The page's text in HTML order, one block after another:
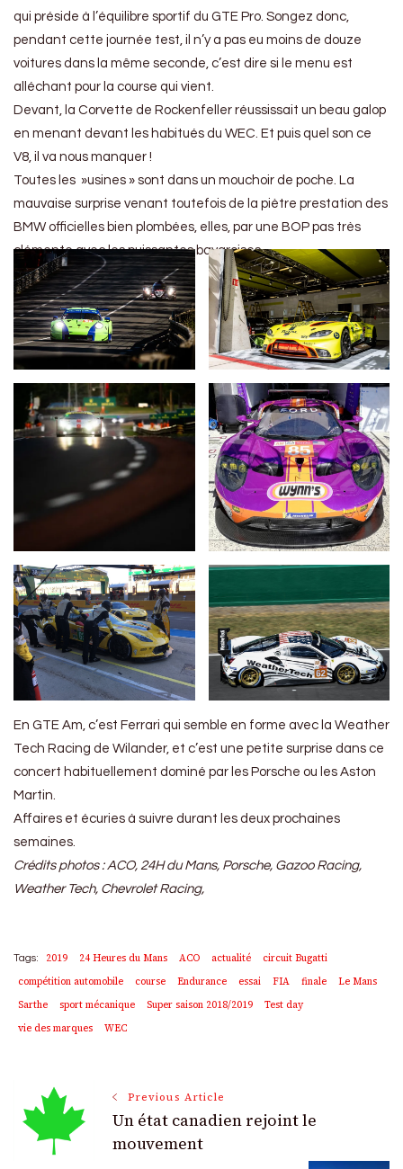
qui préside à l’équilibre sportif du GTE Pro. Songez donc,
pendant cette journée test, il n’y a pas eu moins de douze
voitures dans la même seconde, c’est dire si le menu est
alléchant pour la course qui vient.
Devant, la Corvette de Rockenfeller réussissait un beau galop
en menant devant les habitués du WEC. Et puis quel son ce
V8, il va nous manquer !
Toutes les »usines » sont dans un mouchoir de poche. La
mauvaise surprise venant toutefois de la piètre prestation des
BMW officielles bien plombées, elles, par une BOP pas très
clémente avec les puissantes bavaroises.
En GTE Am, c’est Ferrari qui semble en forme avec la Weather
Tech Racing de Wilander, et c’est une petite surprise dans ce
concert habituellement dominé par les Porsche ou les Aston
Martin.
Affaires et écuries à suivre durant les deux prochaines
semaines.
Crédits photos : ACO, 24H du Mans, Porsche, Gazoo Racing,
Weather Tech, Chevrolet Racing,
Tags: 2019 24 Heures du Mans ACO actualité
circuit Bugatti
compétition automobile
course Endurance essai FIA finale
Le Mans
Sarthe
sport mécanique Super saison 2018/2019
Test day
vie des marques
WEC
Post
Navigation
Previous Article
Un état canadien rejoint le
mouvement